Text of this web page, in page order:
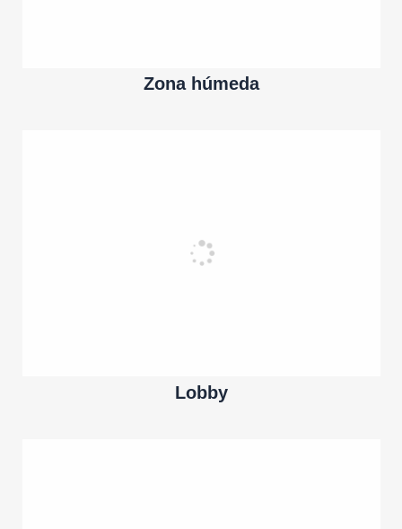
Zona húmeda
Lobby